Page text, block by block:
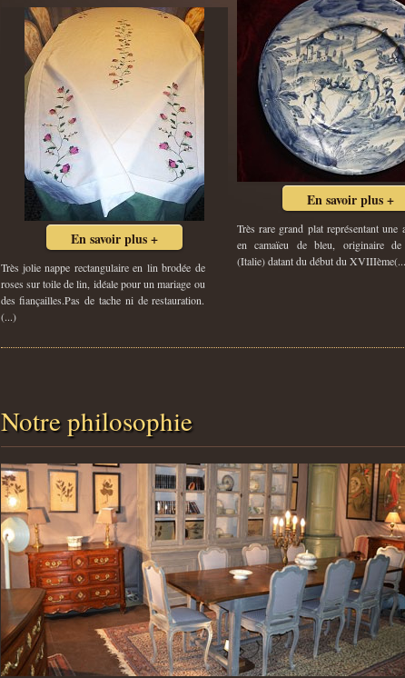
En savoir plus +
Très jolie nappe rectangulaire en lin brodée de
roses sur toile de lin, idéale pour un mariage ou
des fiançailles.Pas de tache ni de restauration.
(...)
En savoir plus +
Très rare grand plat représentant une
en camaïeu de bleu, originaire de
(Italie) datant du début du
Notre philosophie